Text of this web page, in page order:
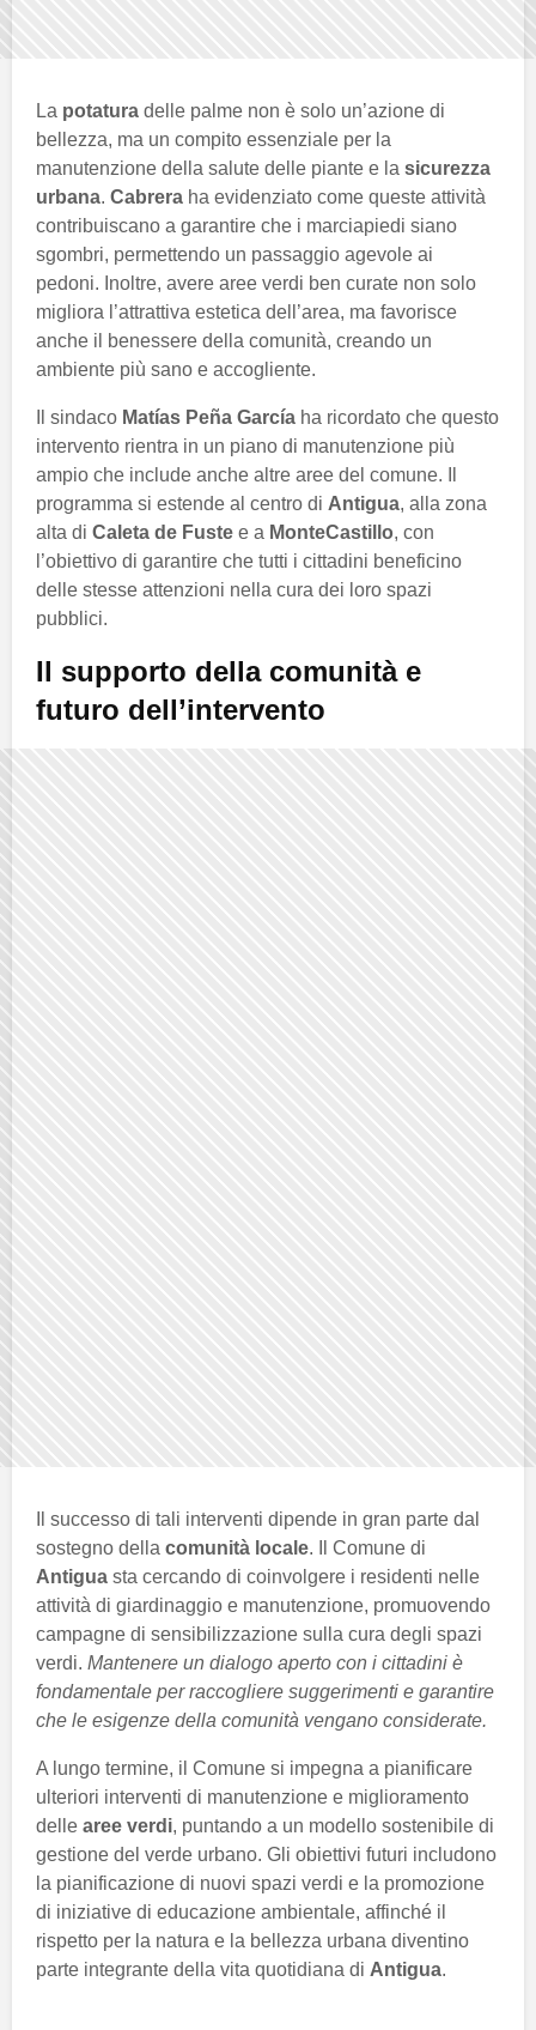
La potatura delle palme non è solo un’azione di
bellezza, ma un compito essenziale per la
manutenzione della salute delle piante e la sicurezza
urbana. Cabrera ha evidenziato come queste attività
contribuiscano a garantire che i marciapiedi siano
sgombri, permettendo un passaggio agevole ai
pedoni. Inoltre, avere aree verdi ben curate non solo
migliora l’attrattiva estetica dell’area, ma favorisce
anche il benessere della comunità, creando un
ambiente più sano e accogliente.
Il sindaco Matías Peña García ha ricordato che questo
intervento rientra in un piano di manutenzione più
ampio che include anche altre aree del comune. Il
programma si estende al centro di Antigua, alla zona
alta di Caleta de Fuste e a MonteCastillo, con
l’obiettivo di garantire che tutti i cittadini beneficino
delle stesse attenzioni nella cura dei loro spazi
pubblici.
Il supporto della comunità e
futuro dell’intervento
Il successo di tali interventi dipende in gran parte dal
sostegno della comunità locale. Il Comune di
Antigua sta cercando di coinvolgere i residenti nelle
attività di giardinaggio e manutenzione, promuovendo
campagne di sensibilizzazione sulla cura degli spazi
verdi. Mantenere un dialogo aperto con i cittadini è
fondamentale per raccogliere suggerimenti e garantire
che le esigenze della comunità vengano considerate.
A lungo termine, il Comune si impegna a pianificare
ulteriori interventi di manutenzione e miglioramento
delle aree verdi, puntando a un modello sostenibile di
gestione del verde urbano. Gli obiettivi futuri includono
la pianificazione di nuovi spazi verdi e la promozione
di iniziative di educazione ambientale, affinché il
rispetto per la natura e la bellezza urbana diventino
parte integrante della vita quotidiana di Antigua.